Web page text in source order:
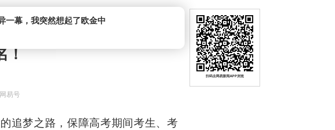
一幕，我突然想起了欧金中
！
易号
追梦之路，保障高考期间考生、考
扫码去网易新闻APP浏览